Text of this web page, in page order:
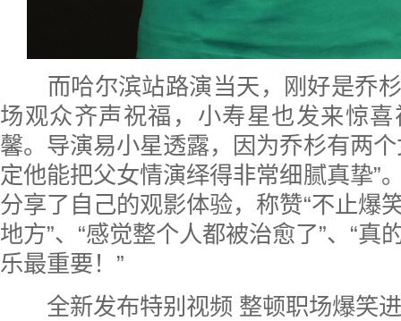
而哈尔滨站路演当天，刚好是乔杉
场观众齐声祝福，小寿星也发来惊
馨。导演易小星透露，因为乔杉有两
定他能把父女情演绎得非常细腻真挚”
分享了自己的观影体验，称赞“不止爆
地方”、“感觉整个人都被治愈了”、“真
乐最重要！”
全新发布特别视频 整顿职场爆笑